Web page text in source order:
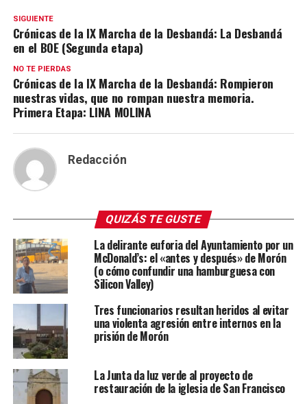
SIGUIENTE
Crónicas de la IX Marcha de la Desbandá: La Desbandá
en el BOE (Segunda etapa)
NO TE PIERDAS
Crónicas de la IX Marcha de la Desbandá: Rompieron
nuestras vidas, que no rompan nuestra memoria.
Primera Etapa: LINA MOLINA
Redacción
QUIZÁS TE GUSTE
La delirante euforia del Ayuntamiento por un
McDonald’s: el «antes y después» de Morón
(o cómo confundir una hamburguesa con
Silicon Valley)
Tres funcionarios resultan heridos al evitar
una violenta agresión entre internos en la
prisión de Morón
La Junta da luz verde al proyecto de
restauración de la iglesia de San Francisco